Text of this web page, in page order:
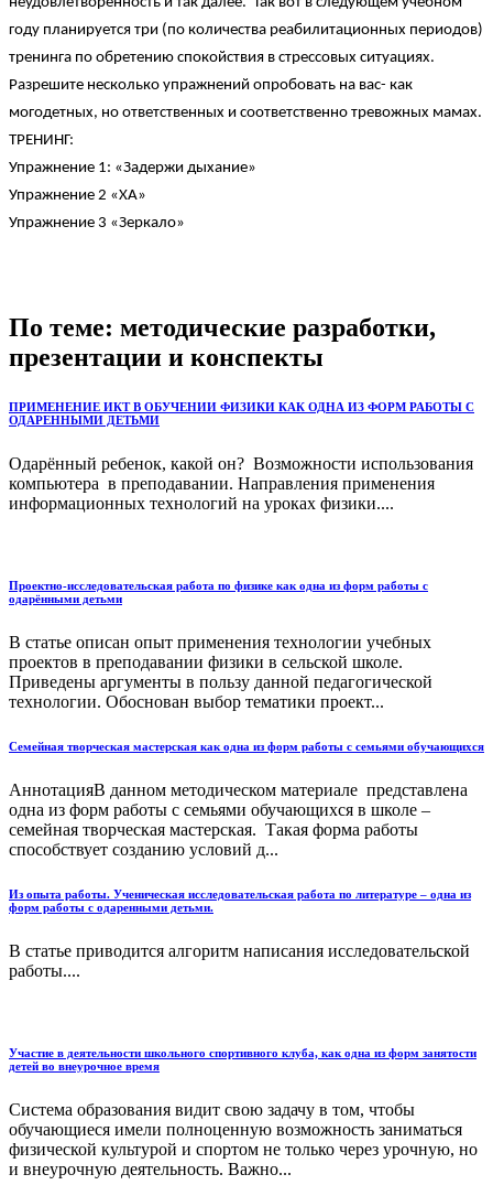
году планируется три (по количества реабилитационных периодов)
тренинга по обретению спокойствия в стрессовых ситуациях.
Разрешите несколько упражнений опробовать на вас- как
могодетных, но ответственных и соответственно тревожных мамах.
ТРЕНИНГ:
Упражнение 1: «Задержи дыхание»
Упражнение 2 «ХА»
Упражнение 3 «Зеркало»
По теме: методические разработки,
презентации и конспекты
ПРИМЕНЕНИЕ ИКТ В ОБУЧЕНИИ ФИЗИКИ КАК ОДНА ИЗ ФОРМ РАБОТЫ С
ОДАРЕННЫМИ ДЕТЬМИ
Одарённый ребенок, какой он? Возможности использования
компьютера в преподавании. Направления применения
информационных технологий на уроках физики....
Проектно-исследовательская работа по физике как одна из форм работы с
одарёнными детьми
В статье описан опыт применения технологии учебных
проектов в преподавании физики в сельской школе.
Приведены аргументы в пользу данной педагогической
технологии. Обоснован выбор тематики проект...
Семейная творческая мастерская как одна из форм работы с семьями обучающихся
АннотацияВ данном методическом материале представлена
одна из форм работы с семьями обучающихся в школе –
семейная творческая мастерская. Такая форма работы
способствует созданию условий д...
Из опыта работы. Ученическая исследовательская работа по литературе – одна из
форм работы с одаренными детьми.
В статье приводится алгоритм написания исследовательской
работы....
Участие в деятельности школьного спортивного клуба, как одна из форм занятости
детей во внеурочное время
Система образования видит свою задачу в том, чтобы
обучающиеся имели полноценную возможность заниматься
физической культурой и спортом не только через урочную, но
и внеурочную деятельность. Важно...